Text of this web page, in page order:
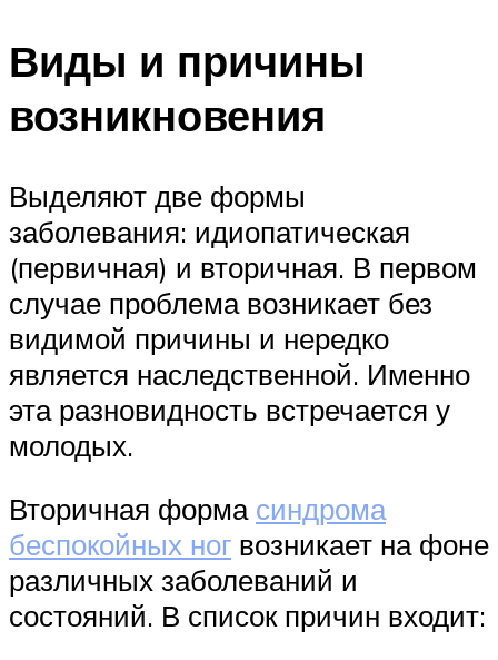
Виды и причины
возникновения
Выделяют две формы
заболевания: идиопатическая
(первичная) и вторичная. В первом
случае проблема возникает без
видимой причины и нередко
является наследственной. Именно
эта разновидность встречается у
молодых.
Вторичная форма синдрома
беспокойных ног возникает на фоне
различных заболеваний и
состояний. В список причин входит: